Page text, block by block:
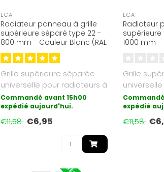
ECA
Radiateur panneau à grille
supérieure séparé type 22 -
800 mm - Couleur Blanc (RAL
9016)
Grille supérieure séparée
universelle pour radiateurs à
panneaux de type 22...
Commandé avant 15h00
expédié aujourd'hui.
€11,58 €6,95
ECA
Radiateur
supérieure
1000 mm -
Grille
panneaux
expédié
€11,58